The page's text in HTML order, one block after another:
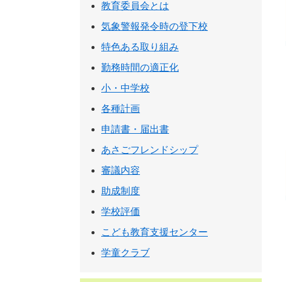
教育委員会とは
気象警報発令時の登下校
特色ある取り組み
勤務時間の適正化
小・中学校
各種計画
申請書・届出書
あさごフレンドシップ
審議内容
助成制度
学校評価
こども教育支援センター
学童クラブ